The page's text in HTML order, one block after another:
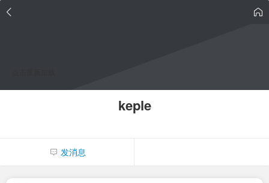
keple
发消息